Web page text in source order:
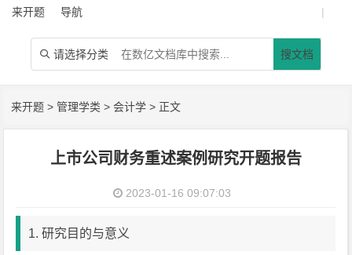
来开题 导航 |
 请选择分类 搜文档
来开题 >管理学类 >会计学 > 正文
上市公司财务重述案例研究开题报告
2023-01-16 09:07:03
1. 研究目的与意义